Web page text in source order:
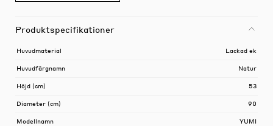
Produktspecifikationer
Huvudmaterial Lackad ek
Huvudfärgnamn Natur
Höjd (cm) 53
Diameter (cm) 90
Modellnamn YUMI